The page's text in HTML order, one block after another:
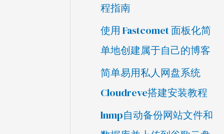
程指南
使用 Fastcomet 面板化简
单地创建属于自己的博客
简单易用私人网盘系统
Cloudreve搭建安装教程
lnmp自动备份网站文件和